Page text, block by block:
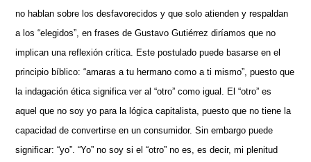
no hablan sobre los desfavorecidos y que solo atienden y respaldan
a los “elegidos”, en frases de Gustavo Gutiérrez diríamos que no
implican una reflexión crítica. Este postulado puede basarse en el
principio bíblico: “amaras a tu hermano como a ti mismo”, puesto que
la indagación ética significa ver al “otro” como igual. El “otro” es
aquel que no soy yo para la lógica capitalista, puesto que no tiene la
capacidad de convertirse en un consumidor. Sin embargo puede
significar: “yo”. “Yo” no soy si el “otro” no es, es decir, mi plenitud